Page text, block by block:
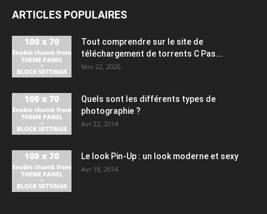
ARTICLES POPULAIRES
Tout comprendre sur le site de
téléchargement de torrents C Pas...
Nov 22, 2020
Quels sont les différents types de
photographie ?
Avr 22, 2014
Le look Pin-Up : un look moderne et sexy
Avr 18, 2014